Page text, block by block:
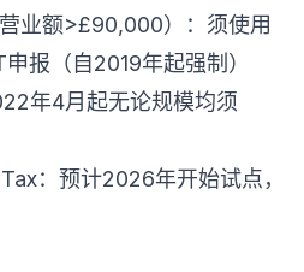
业额>£90,000）：须使用
报（自2019年起强制）
年4月起无论规模均须
：预计2026年开始试点，